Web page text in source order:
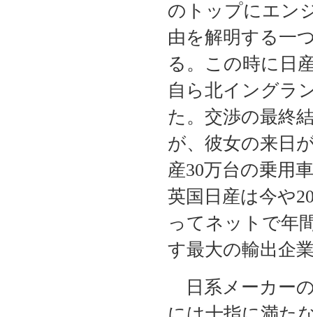
のトップにエン
由を解明する一
る。この時に日
自ら北イングラ
た。交渉の最終
が、彼女の来日
産30万台の乗用
英国日産は今や
ってネットで年
す最大の輸出企
日系メーカー